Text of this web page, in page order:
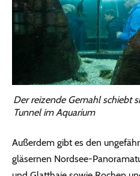
Der reizende Gemahl schiebt
Tunnel im Aquarium
Außerdem gibt es den
gläsernen Nordsee-